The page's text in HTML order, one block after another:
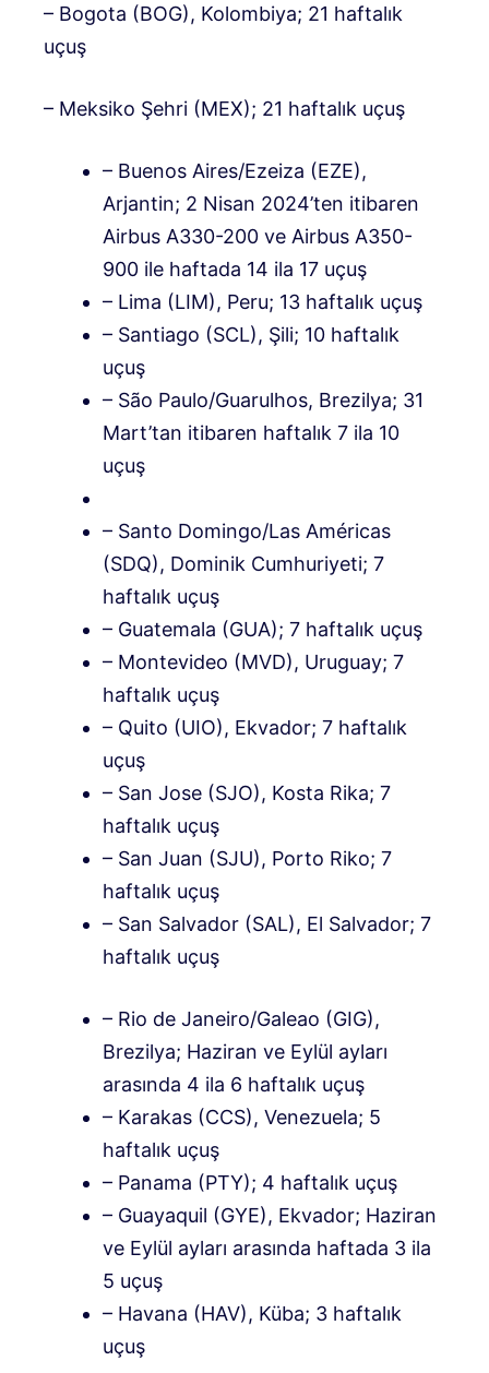
– Bogota (BOG), Kolombiya; 21 haftalık
uçuş
– Meksiko Şehri (MEX); 21 haftalık uçuş
– Buenos Aires/Ezeiza (EZE),
Arjantin; 2 Nisan 2024’ten itibaren
Airbus A330-200 ve Airbus A350-
900 ile haftada 14 ila 17 uçuş
– Lima (LIM), Peru; 13 haftalık uçuş
– Santiago (SCL), Şili; 10 haftalık
uçuş
– São Paulo/Guarulhos, Brezilya; 31
Mart’tan itibaren haftalık 7 ila 10
uçuş
– Santo Domingo/Las Américas
(SDQ), Dominik Cumhuriyeti; 7
haftalık uçuş
– Guatemala (GUA); 7 haftalık uçuş
– Montevideo (MVD), Uruguay; 7
haftalık uçuş
– Quito (UIO), Ekvador; 7 haftalık
uçuş
– San Jose (SJO), Kosta Rika; 7
haftalık uçuş
– San Juan (SJU), Porto Riko; 7
haftalık uçuş
– San Salvador (SAL), El Salvador; 7
haftalık uçuş
– Rio de Janeiro/Galeao (GIG),
Brezilya; Haziran ve Eylül ayları
arasında 4 ila 6 haftalık uçuş
– Karakas (CCS), Venezuela; 5
haftalık uçuş
– Panama (PTY); 4 haftalık uçuş
– Guayaquil (GYE), Ekvador; Haziran
ve Eylül ayları arasında haftada 3 ila
5 uçuş
– Havana (HAV), Küba; 3 haftalık
uçuş